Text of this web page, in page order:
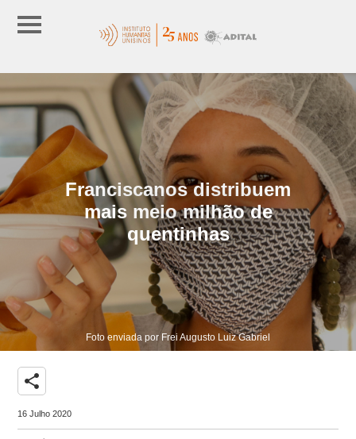
Franciscanos distribuem
mais meio milhão de
quentinhas
Foto enviada por Frei Augusto Luiz Gabriel
share
16 Julho 2020